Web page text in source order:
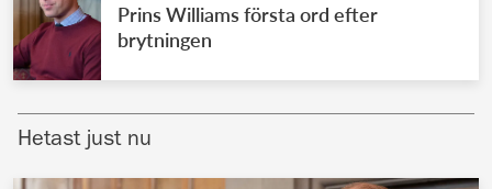
UTLÄNDSKT
VÄRLDENS KUNGAHUS
Prins Williams första ord efter
brytningen
Hetast just nu